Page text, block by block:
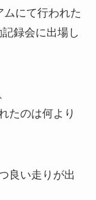
にて行われた
録会に出場し
たのは何より
良い走りが出